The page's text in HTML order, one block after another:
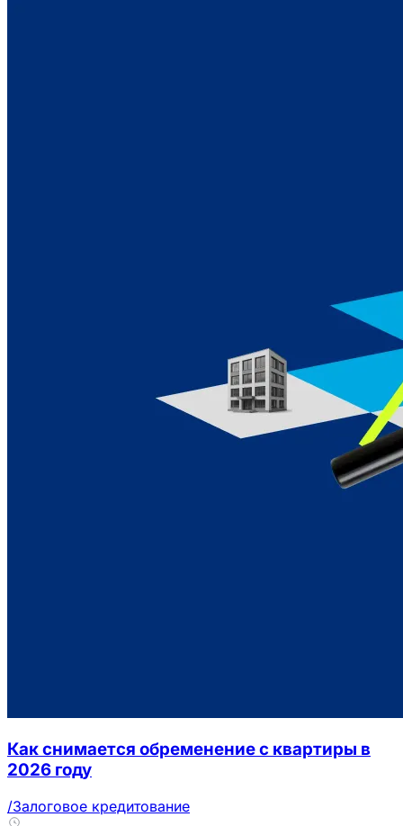
Как снимается обременение с квартиры в
2026 году
/Залоговое кредитование